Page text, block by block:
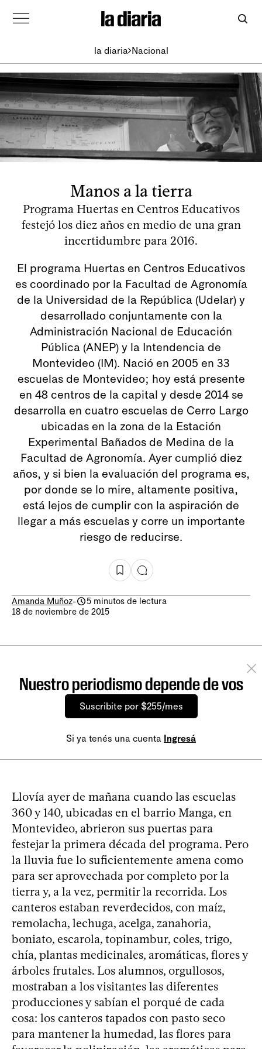
la diaria Nacional
Manos a la tierra
Programa Huertas en Centros Educativos
festejó los diez años en medio de una gran
incertidumbre para 2016.
El programa Huertas en Centros Educativos
es coordinado por la Facultad de Agronomía
de la Universidad de la República (Udelar) y
desarrollado conjuntamente con la
Administración Nacional de Educación
Pública (ANEP) y la Intendencia de
Montevideo (IM). Nació en 2005 en 33
escuelas de Montevideo; hoy está presente
en 48 centros de la capital y desde 2014 se
desarrolla en cuatro escuelas de Cerro Largo
ubicadas en la zona de la Estación
Experimental Bañados de Medina de la
Facultad de Agronomía. Ayer cumplió diez
años, y si bien la evaluación del programa es,
por donde se lo mire, altamente positiva,
está lejos de cumplir con la aspiración de
llegar a más escuelas y corre un importante
riesgo de reducirse.
Amanda Muñoz-
5 minutos de lectura
18 de noviembre de 2015
Nuestro periodismo depende de vos
Suscribite por $255/mes
Si ya tenés una cuenta Ingresá
Llovía ayer de mañana cuando las escuelas
360 y 140, ubicadas en el barrio Manga, en
Montevideo, abrieron sus puertas para
festejar la primera década del programa. Pero
la lluvia fue lo suficientemente amena como
para ser aprovechada por completo por la
tierra y, a la vez, permitir la recorrida. Los
canteros estaban reverdecidos, con maíz,
remolacha, lechuga, acelga, zanahoria,
boniato, escarola, topinambur, coles, trigo,
chía, plantas medicinales, aromáticas, flores y
árboles frutales. Los alumnos, orgullosos,
mostraban a los visitantes las diferentes
producciones y sabían el porqué de cada
cosa: los canteros tapados con pasto seco
para mantener la humedad, las flores para